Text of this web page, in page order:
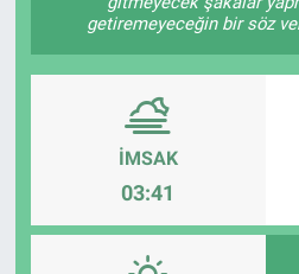
getiremeyeceğin bir söz
İMSAK
03:41